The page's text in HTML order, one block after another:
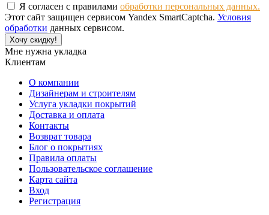
Я согласен с правилами обработки персональных данных.
Этот сайт защищен сервисом Yandex SmartCaptcha. Условия
обработки данных сервисом.
Хочу скидку!
Мне нужна укладка
Клиентам
О компании
Дизайнерам и строителям
Услуга укладки покрытий
Доставка и оплата
Контакты
Возврат товара
Блог о покрытиях
Правила оплаты
Пользовательское соглашение
Карта сайта
Вход
Регистрация